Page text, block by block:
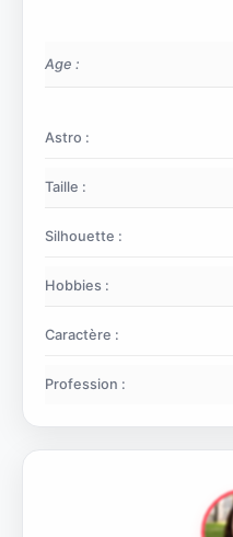
Age :
Astro :
Taille :
Silhouette :
Hobbies :
Caractère :
Profession :